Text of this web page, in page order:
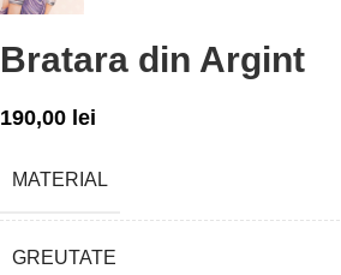
Bratara din Argint
190,00 lei
MATERIAL
GREUTATE